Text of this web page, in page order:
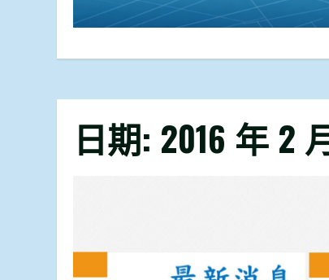
日期: 2016 年 2